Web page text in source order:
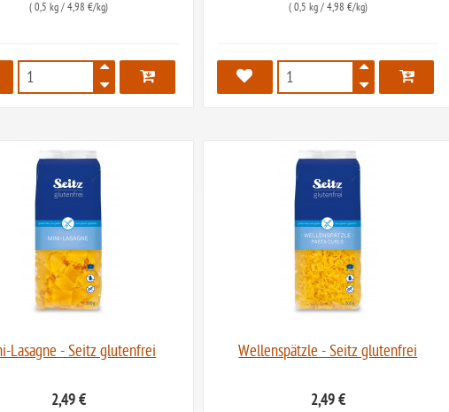
(0,5 kg / 4,98 €/kg)
543
( 0,5 kg/ 4,98 €/kg)
544
Lasagne - Seitz glutenfrei
2,49 €
Wellenspätzle - Seitz glutenfrei
2,49 €